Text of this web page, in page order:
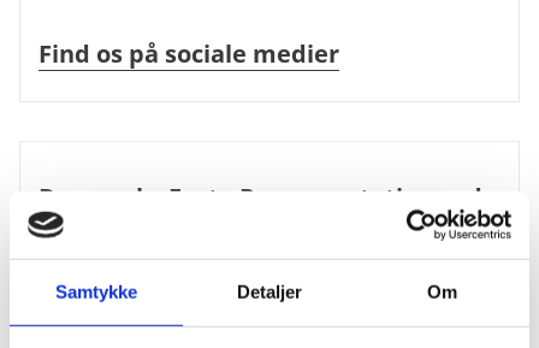
Samtykke Detaljer Om
Find os på sociale medier
Danmarks Faste Repræsentation ved
den Europæiske Union